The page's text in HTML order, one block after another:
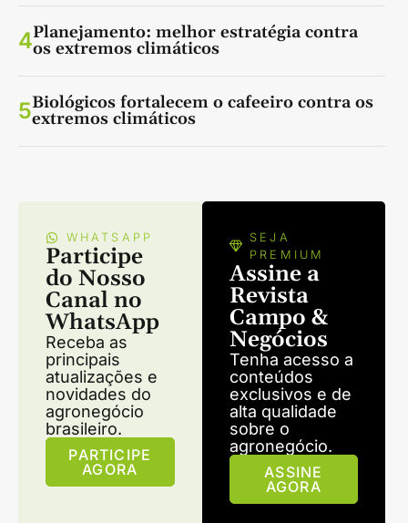
4Planejamento: melhor estratégia contra
os extremos climáticos
5Biológicos fortalecem o cafeeiro contra os
extremos climáticos
WHATSAPP
Participe
do Nosso
Canal no
WhatsApp
Receba as
principais
atualizações e
novidades do
agronegócio
brasileiro.
PARTICIPE
AGORA
SEJA
PREMIUM
Assine a
Revista
Campo &
Negócios
Tenha acesso a
conteúdos
exclusivos e de
alta qualidade
sobre o
agronegócio.
ASSINE
AGORA